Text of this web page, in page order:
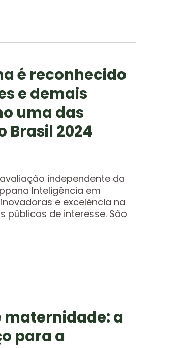
é reconhecido
e demais
uma das
Brasil 2024
independente da
Inteligência em
e excelência na
públicos de interesse. São
maternidade: a
para a